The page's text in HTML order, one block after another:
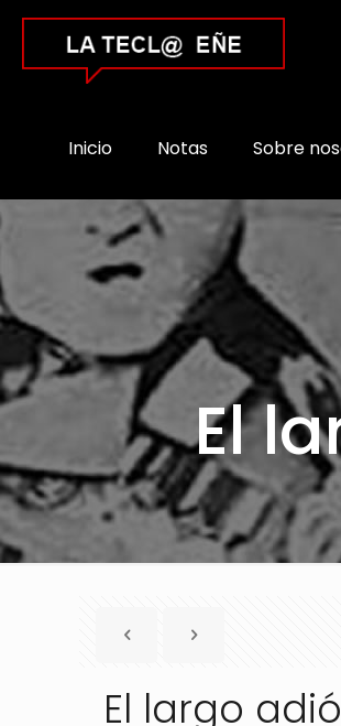
Inicio Notas Sobre
El
El largo